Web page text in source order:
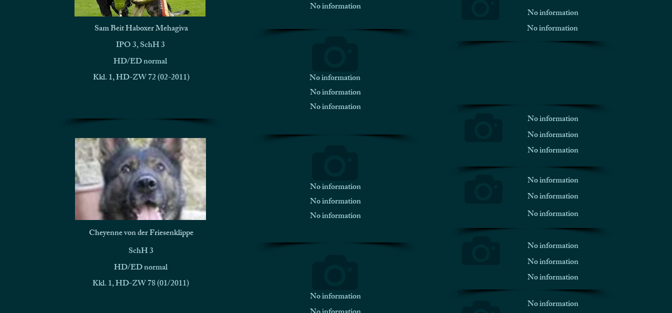
Sam Beit Haboxer Mehagiva
IPO 3, SchH 3
HD/ED normal
Kkl. 1, HD-ZW 72 (02-2011)
Cheyenne von der Friesenklippe
SchH 3
HD/ED normal
Kkl. 1, HD-ZW 78 (01/2011)
No information
No information
No information
No information
No information
No information
No information
No information
No information
No information
No information
No information
No information
No information
No information
No information
No information
No information
No information
No information